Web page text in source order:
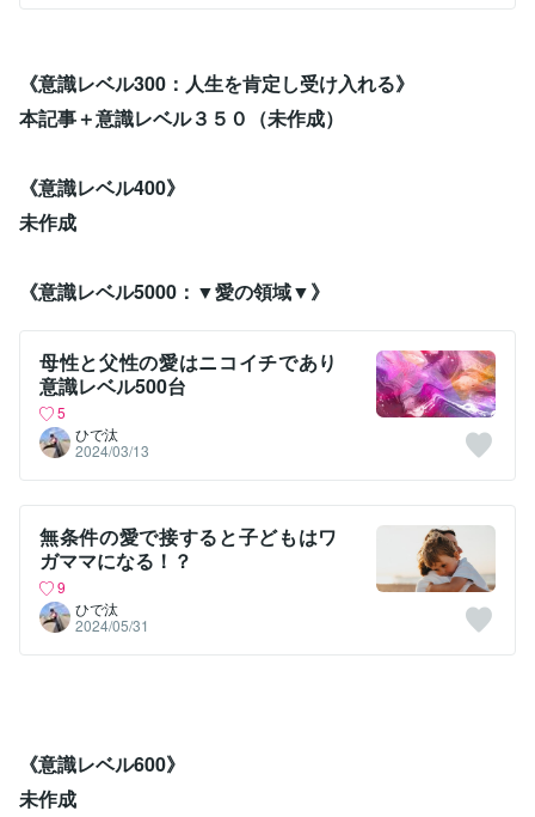
《意識レベル300：人生を肯定し受け入れる》
本記事＋意識レベル３５０（未作成）
《意識レベル400》
未作成
《意識レベル5000：▼愛の領域▼》
母性と父性の愛はニコイチであり
意識レベル500台
5
ひで汰
2024/03/13
無条件の愛で接すると子どもはワ
ガママになる！？
9
ひで汰
2024/05/31
《意識レベル600》
未作成